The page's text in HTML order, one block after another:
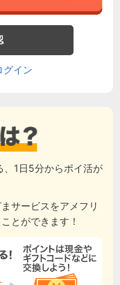
グイン
1日5分からポイ活が
サービスをアメフリ
とができます！